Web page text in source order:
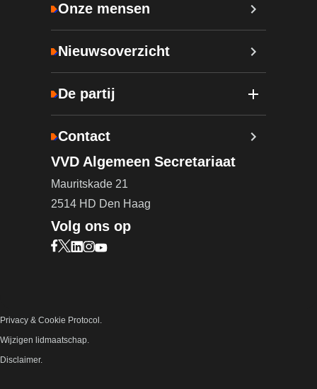
Onze mensen
Nieuwsoverzicht
De partij
Contact
VVD Algemeen Secretariaat
Mauritskade 21
2514 HD Den Haag
Volg ons op
Bezoek onze Facebook pagina (opent in nieuw
Bezoek onze X pagina (opent in nieuw tabblad)
Bezoek onze LinkedIn pagina (opent in nieuw
Bezoek onze Instagram pagina (opent in
Bezoek onze YouTube pagina (opent in
Privacy & Cookie Protocol.
Wijzigen lidmaatschap.
Disclaimer.